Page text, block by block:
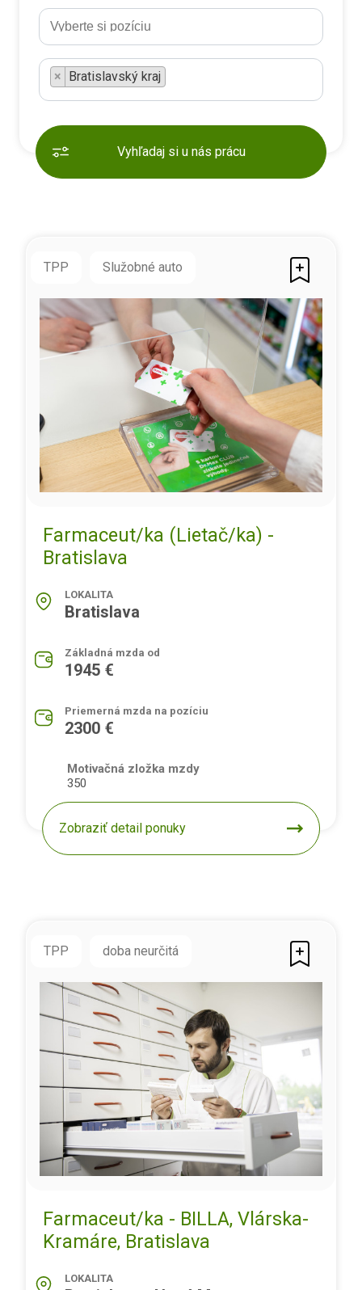
× Bratislavský kraj
Vyhľadaj si u nás prácu
TPP Služobné auto
Farmaceut/ka (Lietač/ka) -
Bratislava
LOKALITA
Bratislava
Základná mzda od
1945 €
Priemerná mzda na pozíciu
2300 €
Motivačná zložka mzdy
350
Zobraziť detail ponuky
TPP doba neurčitá
Farmaceut/ka - BILLA, Vlárska-
Kramáre, Bratislava
LOKALITA